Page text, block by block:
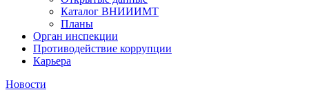
Каталог ВНИИИМТ
Планы
Орган инспекции
Противодействие коррупции
Карьера
Новости